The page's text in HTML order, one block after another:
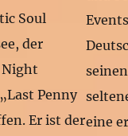
Soul
der
Night
Penny
Er ist dereine